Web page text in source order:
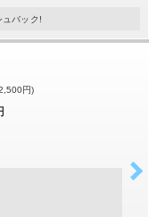
ュバック!
円)